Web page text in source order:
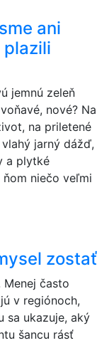
ani
plazili
jemnú zeleň
nové? Na
na priletené
jarný dážď,
a plytké
niečo veľmi
zostať
často
v regiónoch,
sa ukazuje, aký
šancu rásť